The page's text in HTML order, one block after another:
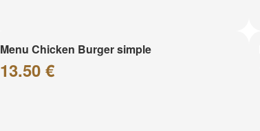
Menu Chicken Burger simple
13.50 €